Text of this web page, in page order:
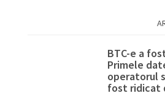
BTC-e a
Primele
operatorul
fost ridicat